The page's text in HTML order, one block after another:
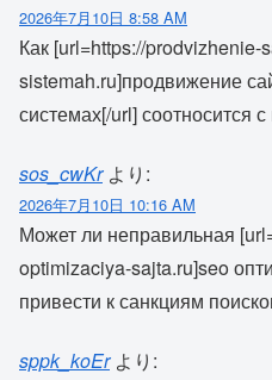
2026年7月10日 8:58 AM
Как [url=https://prodvizhenie-
sistemah.ru]продвижение
системах[/url] соотносится
sos_cwKr より:
2026年7月10日 10:16 AM
Может ли неправильная
optimizaciya-sajta.ru]seo
привести к санкциям
sppk_koEr より: